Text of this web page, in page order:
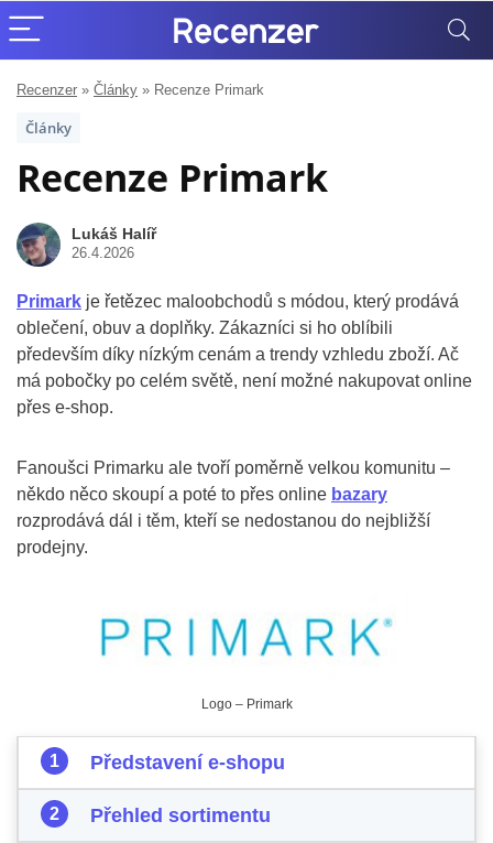
Recenzer » Články » Recenze Primark
Články
Recenze Primark
Lukáš Halíř
26.4.2026
Primark je řetězec maloobchodů s módou, který prodává
oblečení, obuv a doplňky. Zákazníci si ho oblíbili
především díky nízkým cenám a trendy vzhledu zboží. Ač
má pobočky po celém světě, není možné nakupovat online
přes e-shop.
Fanoušci Primarku ale tvoří poměrně velkou komunitu –
někdo něco skoupí a poté to přes online bazary
rozprodává dál i těm, kteří se nedostanou do nejbližší
prodejny.
Logo – Primark
Představení e-shopu
Přehled sortimentu